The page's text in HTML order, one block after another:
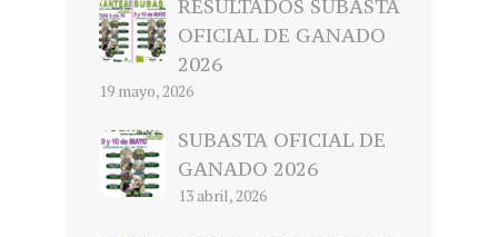
RESULTADOS SUBASTA
OFICIAL DE GANADO
2026
19 mayo, 2026
SUBASTA OFICIAL DE
GANADO 2026
13 abril, 2026